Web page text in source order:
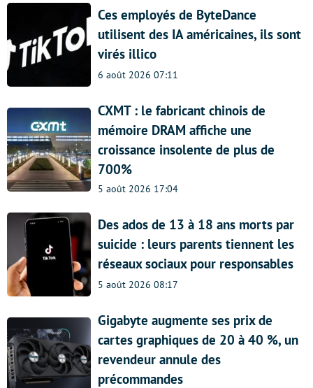
Ces employés de ByteDance
utilisent des IA américaines, ils sont
virés illico
6 août 2026 07:11
CXMT : le fabricant chinois de
mémoire DRAM affiche une
croissance insolente de plus de
700%
5 août 2026 17:04
Des ados de 13 à 18 ans morts par
suicide : leurs parents tiennent les
réseaux sociaux pour responsables
5 août 2026 08:17
Gigabyte augmente ses prix de
cartes graphiques de 20 à 40 %, un
revendeur annule des
précommandes